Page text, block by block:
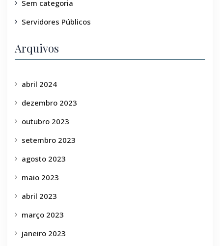
Sem categoria
Servidores Públicos
Arquivos
abril 2024
dezembro 2023
outubro 2023
setembro 2023
agosto 2023
maio 2023
abril 2023
março 2023
janeiro 2023